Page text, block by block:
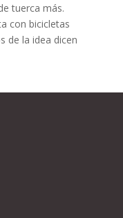
tuerca más.
con bicicletas
de la idea dicen